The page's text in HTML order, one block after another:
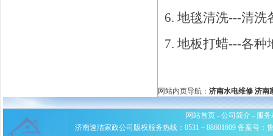
6. 地毯清洗---清
7. 地板打蜡---各
网站内页导航： 济南水电维修 济南
网站首页- 公司简介- 服务
济南速洁家政公司版权服务热线：0531－88601609 备案号：